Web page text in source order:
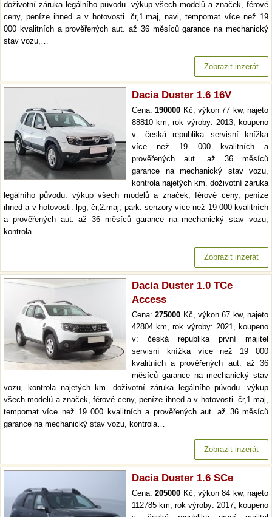
doživotní záruka legálního původu. výkup všech modelů a značek, férové
ceny, peníze ihned a v hotovosti. čr,1.maj, navi, tempomat více než 19
000 kvalitních a prověřených aut. až 36 měsíců garance na mechanický
stav vozu,…
Zobrazit inzerát
Dacia Duster 1.6 16V
Cena:190000 Kč, výkon 77 kw, najeto
88810 km, rok výroby: 2013, koupeno
v: česká republika servisní knížka
více než 19 000 kvalitních a
prověřených aut. až 36 měsíců
garance na mechanický stav vozu,
kontrola najetých km. doživotní záruka
legálního původu. výkup všech modelů a značek, férové ceny, peníze
ihned a v hotovosti. lpg, čr,2.maj, park. senzory více než 19 000 kvalitních
a prověřených aut. až 36 měsíců garance na mechanický stav vozu,
kontrola…
Zobrazit inzerát
Dacia Duster 1.0 TCe
Access
Cena:275000 Kč, výkon 67 kw, najeto
42804 km, rok výroby: 2021, koupeno
v: česká republika první majitel
servisní knížka více než 19 000
kvalitních a prověřených aut. až 36
měsíců garance na mechanický stav
vozu, kontrola najetých km. doživotní záruka legálního původu. výkup
všech modelů a značek, férové ceny, peníze ihned a v hotovosti. čr,1.maj,
tempomat více než 19 000 kvalitních a prověřených aut. až 36 měsíců
garance na mechanický stav vozu, kontrola…
Zobrazit inzerát
Dacia Duster 1.6 SCe
Cena:205000 Kč, výkon 84 kw, najeto
112785 km, rok výroby: 2017, koupeno